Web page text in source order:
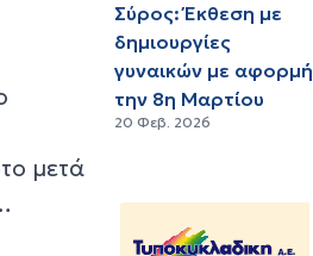
μετά
Σύρος: Έκθεση με
δημιουργίες
γυναικών με αφορμή
την 8η Μαρτίου
20 Φεβ. 2026